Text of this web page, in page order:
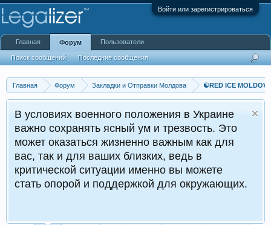
Войти или зарегистрироваться
Главная Форум Закладки и Отправки Молдова ☯️RED ICE
В условиях военного положения в Украине
важно сохранять ясный ум и трезвость. Это
может оказаться жизненно важным как для
вас, так и для ваших близких, ведь в
критической ситуации именно вы можете
стать опорой и поддержкой для окружающих.
Главная Форум
Поиск сообщений Последние сообщения
Пользователи